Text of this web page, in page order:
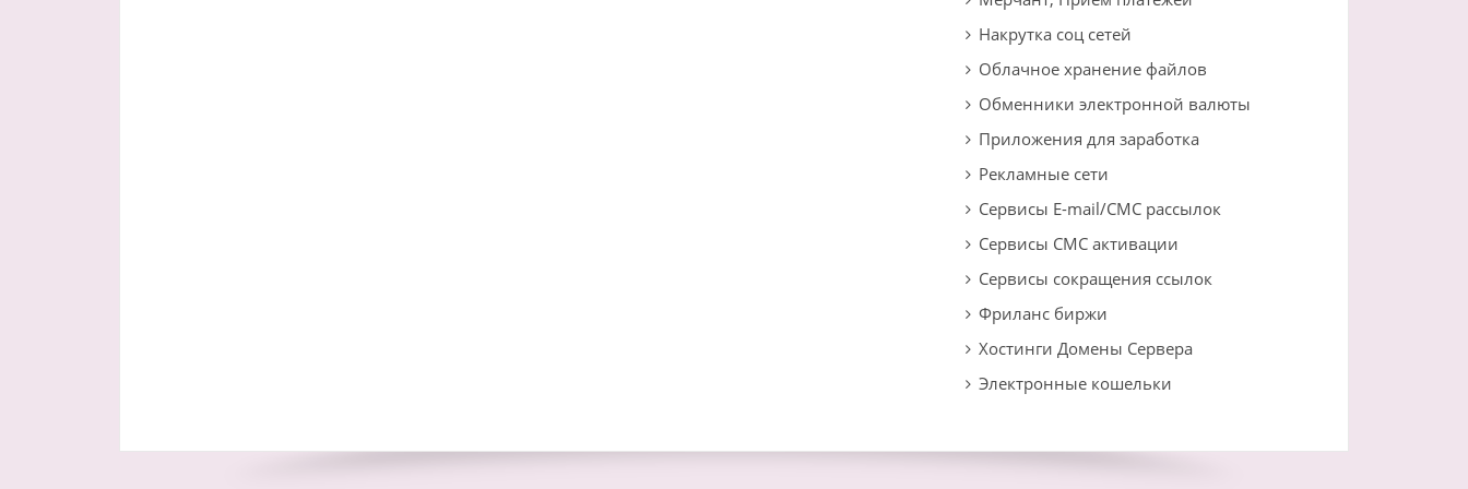
Накрутка соц сетей
Облачное хранение файлов
Обменники электронной валюты
Приложения для заработка
Рекламные сети
Сервисы E-mail/СМС рассылок
Сервисы СМС активации
Сервисы сокращения ссылок
Фриланс биржи
Хостинги Домены Сервера
Электронные кошельки